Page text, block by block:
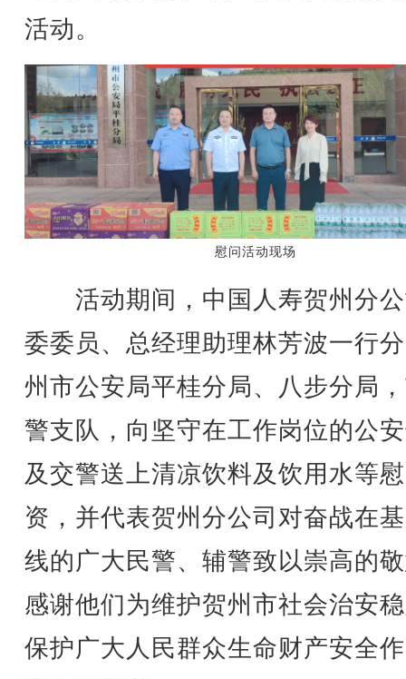
活动。
慰问活动现场
活动期间，中国人寿贺州分
委委员、总经理助理林芳波一行
州市公安局平桂分局、八步分局
警支队，向坚守在工作岗位的公
及交警送上清凉饮料及饮用水等
资，并代表贺州分公司对奋战在
线的广大民警、辅警致以崇高的
感谢他们为维护贺州市社会治安
保护广大人民群众生命财产安全